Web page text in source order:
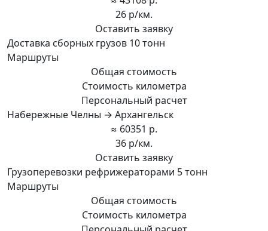
26 р/км.
Оставить заявку
Доставка сборных грузов 10 тонн
Маршруты
Общая стоимость
Стоимость километра
Персональный расчет
Набережные Челны → Архангельск
≈ 60351 р.
36 р/км.
Оставить заявку
Грузоперевозки рефрижераторами 5 тонн
Маршруты
Общая стоимость
Стоимость километра